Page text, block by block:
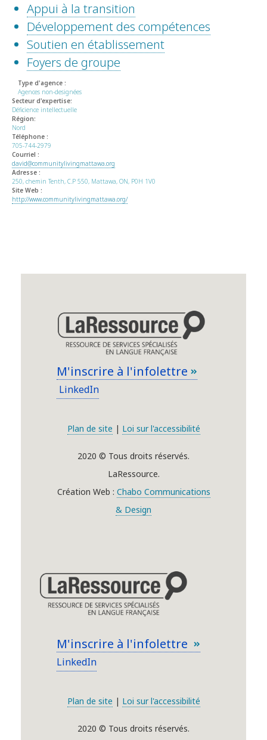
Appui à la transition
Développement des compétences
Soutien en établissement
Foyers de groupe
Type d'agence :
Agences non-designées
Secteur d'expertise:
Déficience intellectuelle
Région:
Nord
Téléphone :
705-744-2979
Courriel :
david@communitylivingmattawa.org
Adresse :
250, chemin Tenth, C.P 550, Mattawa, ON, P0H 1V0
Site Web :
http://www.communitylivingmattawa.org/
M'inscrire à l'infolettre
LinkedIn
Plan de site | Loi sur l'accessibilité
2020 © Tous droits réservés.
LaRessource.
Création Web : Chabo Communications
& Design
M'inscrire à l'infolettre
LinkedIn
Plan de site | Loi sur l'accessibilité
2020 © Tous droits réservés.